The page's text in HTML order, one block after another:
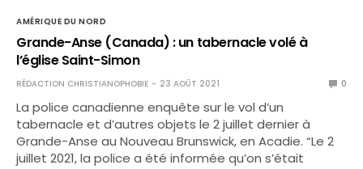
AMÉRIQUE DU NORD
Grande-Anse (Canada) : un tabernacle volé à
l’église Saint-Simon
RÉDACTION CHRISTIANOPHOBIE 23 AOÛT 2021 0
La police canadienne enquête sur le vol d’un
tabernacle et d’autres objets le 2 juillet dernier à
Grande-Anse au Nouveau Brunswick, en Acadie. “Le 2
juillet 2021, la police a été informée qu’on s’était